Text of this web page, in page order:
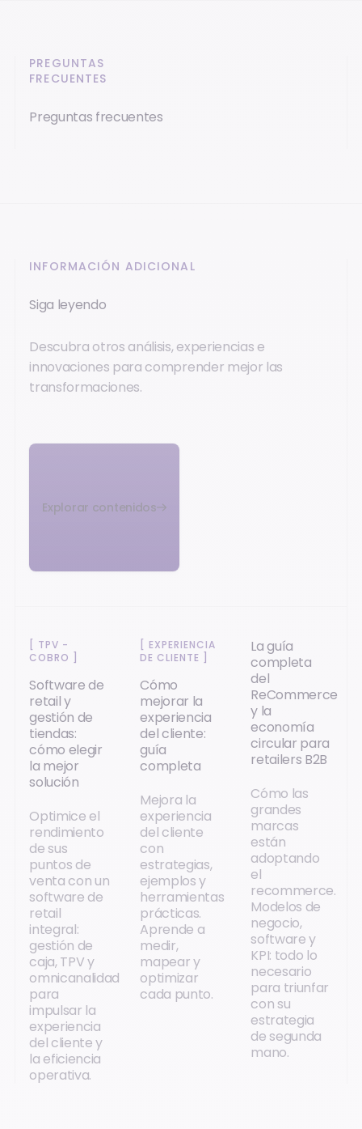
PREGUNTAS
FRECUENTES
Preguntas frecuentes
INFORMACIÓN ADICIONAL
Siga leyendo
Descubra otros análisis, experiencias e
innovaciones para comprender mejor las
transformaciones.
Explorar contenidos
TPV -
COBRO
Software de
retail y
gestión de
tiendas:
cómo elegir
la mejor
solución
Optimice el
rendimiento
de sus
puntos de
venta con un
software de
retail
integral:
gestión de
caja, TPV y
omnicanalidad
para
impulsar la
experiencia
del cliente y
la eficiencia
operativa.
EXPERIENCIA
DE CLIENTE
Cómo
mejorar la
experiencia
del cliente:
guía
completa
Mejora la
experiencia
del cliente
con
estrategias,
ejemplos y
herramientas
prácticas.
Aprende a
medir,
mapear y
optimizar
cada punto.
La guía
completa
del
ReCommerce
y la
economía
circular para
retailers B2B
Cómo las
grandes
marcas
están
adoptando
el
recommerce.
Modelos de
negocio,
software y
KPI: todo lo
necesario
para triunfar
con su
estrategia
de segunda
mano.